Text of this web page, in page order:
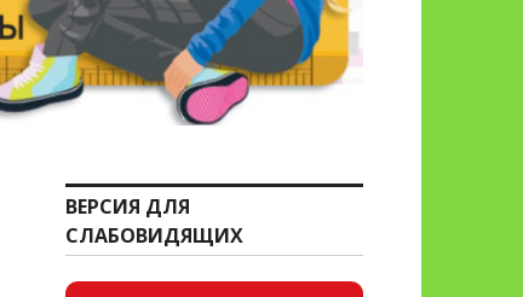
ВЕРСИЯ ДЛЯ
СЛАБОВИДЯЩИХ